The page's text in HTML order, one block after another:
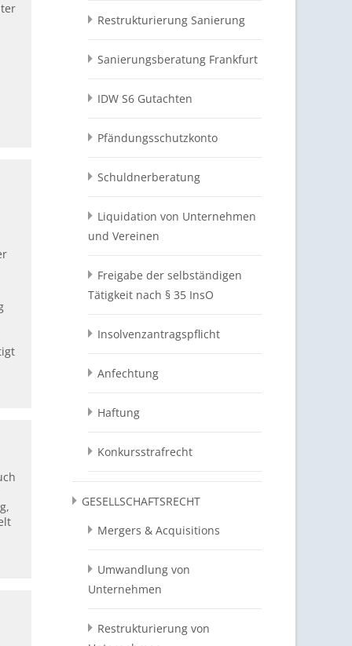
Restrukturierung Sanierung
Sanierungsberatung Frankfurt
IDW S6 Gutachten
Pfändungsschutzkonto
Schuldnerberatung
Liquidation von Unternehmen
und Vereinen
Freigabe der selbständigen
Tätigkeit nach § 35 InsO
Insolvenzantragspflicht
Anfechtung
Haftung
Konkursstrafrecht
GESELLSCHAFTSRECHT
Mergers & Acquisitions
Umwandlung von
Unternehmen
Restrukturierung von